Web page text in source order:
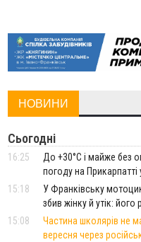
НОВИНИ
Сьогодні
16:25
До +30°C і майже без
погоду на Прикарпатті
15:18
У Франківську
збив жінку й утік:
15:08
Частина школярів не
вересня через